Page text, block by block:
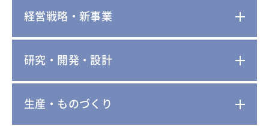
経営戦略・新事業
研究・開発・設計
生産・ものづくり